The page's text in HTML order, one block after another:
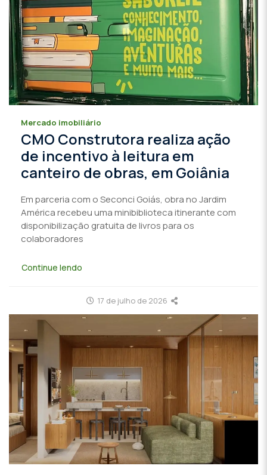
Mercado imobiliário
CMO Construtora realiza ação
de incentivo à leitura em
canteiro de obras, em Goiânia
Em parceria com o Seconci Goiás, obra no Jardim
América recebeu uma minibiblioteca itinerante com
disponibilização gratuita de livros para os
colaboradores
Continue lendo
17 de julho de 2026